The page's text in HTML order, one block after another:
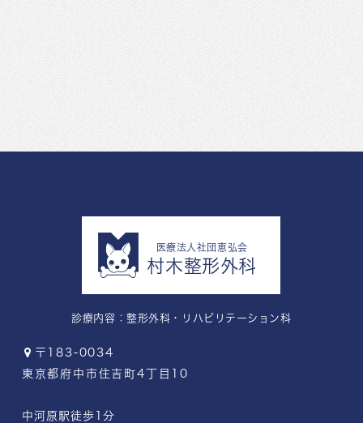
医療法人社団恵弘会
村木整形外科
診療内容：整形外科・リハビリテーション科
〒183-0034
東京都府中市住吉町4丁目10
中河原駅徒歩1分